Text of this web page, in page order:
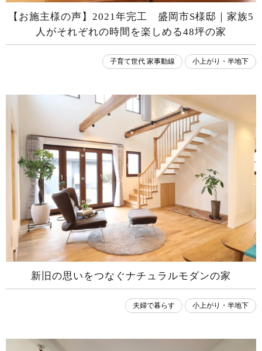
【お施主様の声】2021年完工 盛岡市S様邸｜家族5
人がそれぞれの時間を楽しめる48坪の家
子育て世代 家事動線 小上がり・半地下
新旧の思いをつなぐナチュラルモダンの家
夫婦で暮らす 小上がり・半地下